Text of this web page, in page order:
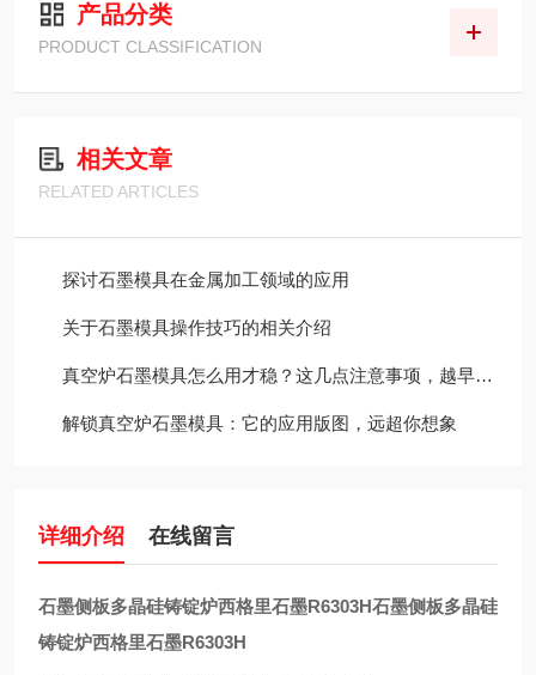
产品分类
PRODUCT CLASSIFICATION
相关文章
RELATED ARTICLES
探讨石墨模具在金属加工领域的应用
关于石墨模具操作技巧的相关介绍
真空炉石墨模具怎么用才稳？这几点注意事项，越早知道越省心
解锁真空炉石墨模具：它的应用版图，远超你想象
详细介绍 在线留言
石墨侧板多晶硅铸锭炉西格里石墨R6303H石墨侧板多晶硅
铸锭炉西格里石墨R6303H